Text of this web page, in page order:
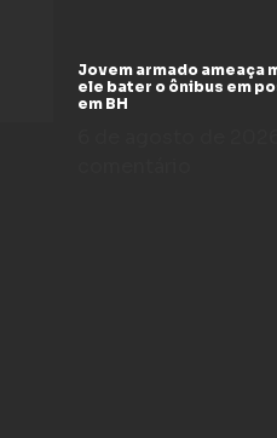
Jovem armado ameaça
ele bater o ônibus em
em BH